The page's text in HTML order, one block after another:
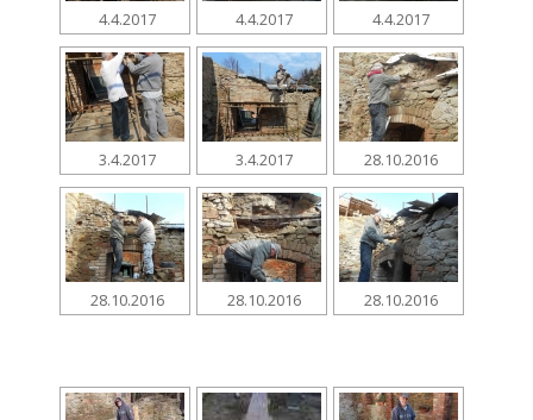
4.4.2017 4.4.2017 4.4.2017
3.4.2017 3.4.2017 28.10.2016
28.10.2016 28.10.2016 28.10.2016